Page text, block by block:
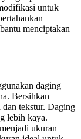
untuk
menciptakan
daging
Bersihkan
dan tekstur. Daging
lebih kaya.
ukuran